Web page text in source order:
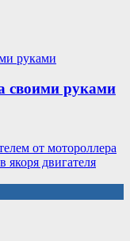
своими руками
от мотороллера
двигателя